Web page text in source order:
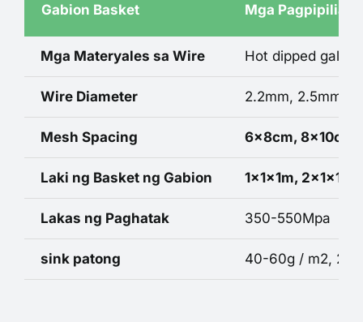
Gabion Basket Mga Pagpipilian
Mga Materyales sa Wire Hot dipped
Wire Diameter 2.2mm, 2.5mm,
Mesh Spacing 6x8cm, 8x10cm,
Laki ng Basket ng Gabion 1x1x1m,
Lakas ng Paghatak 350-550Mpa
sink patong 40-60g / m2,